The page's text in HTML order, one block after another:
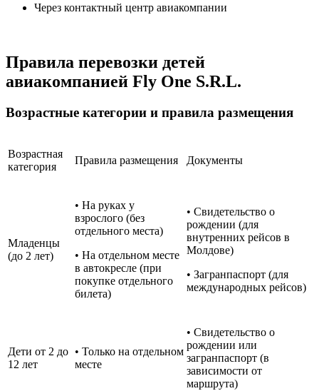
Через контактный центр авиакомпании
Правила перевозки детей
авиакомпанией Fly One S.R.L.
Возрастные категории и правила размещения
Возрастная
категория
Правила размещения Документы
Младенцы
(до 2 лет)
• На руках у
взрослого (без
отдельного места)
• На отдельном месте
в автокресле (при
покупке отдельного
билета)
• Свидетельство о
рождении (для
внутренних рейсов в
Молдове)
• Загранпаспорт (для
международных рейсов)
Дети от 2 до
12 лет
• Только на отдельном
месте
• Свидетельство о
рождении или
загранпаспорт (в
зависимости от
маршрута)